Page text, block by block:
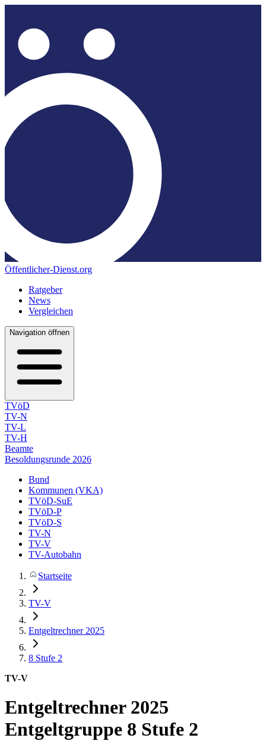
Öffentlicher-Dienst.org
Ratgeber
News
Vergleichen
Navigation öffnen
TVöD
TV-N
TV-L
TV-H
Beamte
Besoldungsrunde 2026
Bund
Kommunen (VKA)
TVöD-SuE
TVöD-P
TVöD-S
TV-N
TV-V
TV-Autobahn
Startseite
TV-V
Entgeltrechner 2025
8 Stufe 2
TV-V
Entgeltrechner 2025
Entgeltgruppe 8 Stufe 2